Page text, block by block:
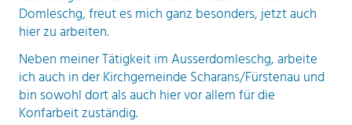
Domleschg, freut es mich ganz besonders, jetzt auch
hier zu arbeiten.
Neben meiner Tätigkeit im Ausserdomleschg, arbeite
ich auch in der Kirchgemeinde Scharans/Fürstenau und
bin sowohl dort als auch hier vor allem für die
Konfarbeit zuständig.